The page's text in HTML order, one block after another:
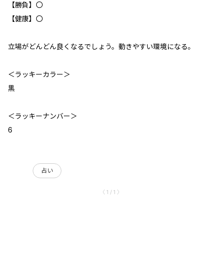
【勝負】〇
【健康】〇
立場がどんどん良くなるでしょう。動きやすい環境になる。
＜ラッキーカラー＞
黒
＜ラッキーナンバー＞
6
占い
〈 1 / 1 〉